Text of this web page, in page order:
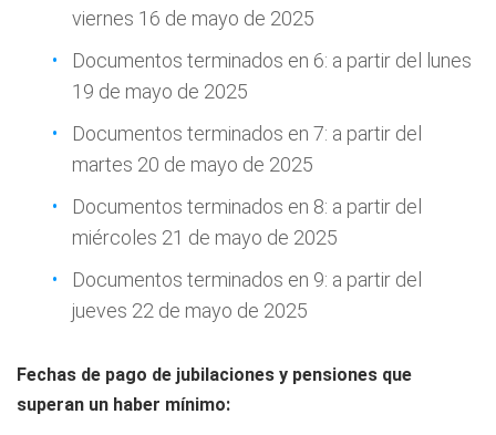
viernes 16 de mayo de 2025
Documentos terminados en 6: a partir del lunes
19 de mayo de 2025
Documentos terminados en 7: a partir del
martes 20 de mayo de 2025
Documentos terminados en 8: a partir del
miércoles 21 de mayo de 2025
Documentos terminados en 9: a partir del
jueves 22 de mayo de 2025
Fechas de pago de jubilaciones y pensiones que
superan un haber mínimo: